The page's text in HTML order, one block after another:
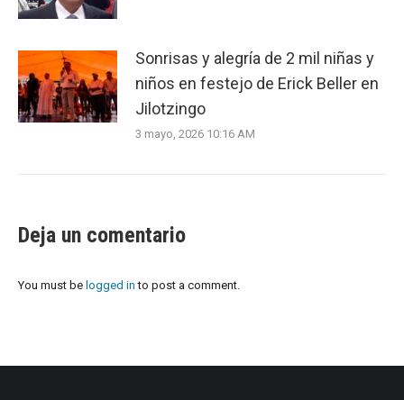
Sonrisas y alegría de 2 mil niñas y
niños en festejo de Erick Beller en
Jilotzingo
3 mayo, 2026 10:16 AM
Deja un comentario
You must be logged in to post a comment.